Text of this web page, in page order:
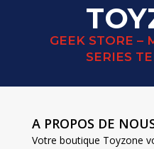
GEEK STORE –
SERIES
A PROPOS DE
Votre boutique Toyzone